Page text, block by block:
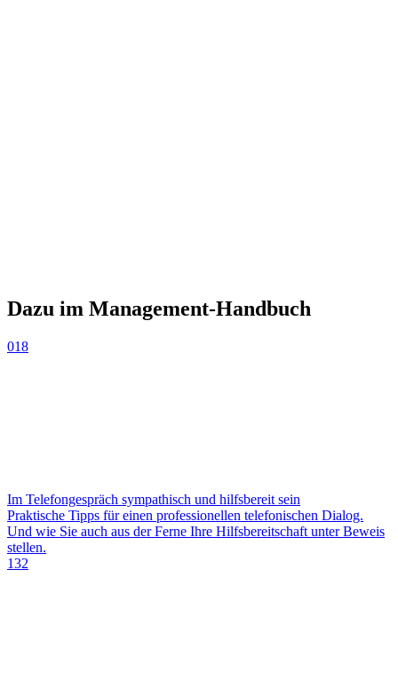
Dazu im Management-Handbuch
018
Im Telefongespräch sympathisch und hilfsbereit sein
Praktische Tipps für einen professionellen telefonischen Dialog.
Und wie Sie auch aus der Ferne Ihre Hilfsbereitschaft unter Beweis
stellen.
132